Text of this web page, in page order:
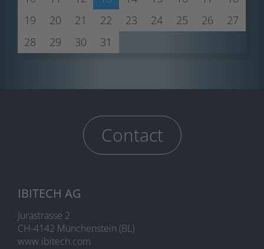
19
20 21 22 23 24 25 26
27
28
29 30 31
Contact
IBITECH AG
Jurastrasse 2
CH-4142 Münchenstein (BL)
www.ibitech.com